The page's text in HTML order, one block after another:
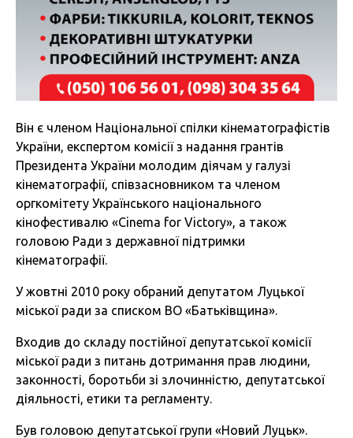
Він є членом Національної спілки кінематографістів
України, експертом комісії з надання грантів
Президента України молодим діячам у галузі
кінематографії, співзасновником та членом
оргкомітету Українського національного
кінофестивалю «Cinema for Victory», а також
головою Ради з державної підтримки
кінематографії.
У жовтні 2010 року обраний депутатом Луцької
міської ради за списком ВО «Батьківщина».
Входив до складу постійної депутатської комісії
міської ради з питань дотримання прав людини,
законності, боротьби зі злочинністю, депутатської
діяльності, етики та регламенту.
Був головою депутатської групи «Новий Луцьк».